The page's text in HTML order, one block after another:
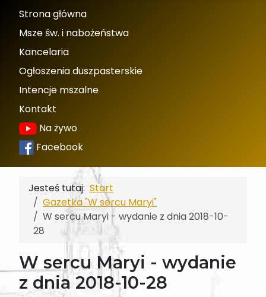
Strona główna
Msze św. i nabożeństwa
Kancelaria
Ogłoszenia duszpasterskie
Intencje mszalne
Kontakt
Na żywo
Facebook
Jesteś tutaj: Start
Gazetka "W sercu Maryi"
W sercu Maryi - wydanie z dnia 2018-10-
28
W sercu Maryi - wydanie
z dnia 2018-10-28